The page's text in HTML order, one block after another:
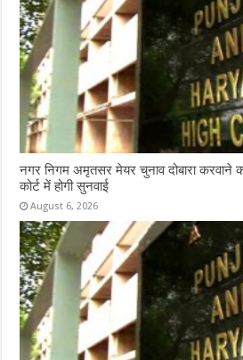
नगर निगम अमृतसर मेयर चुनाव दोबारा करवाने
कोर्ट में होगी सुनवाई
August 6, 2026